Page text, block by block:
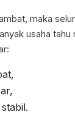
maka
usaha tahu